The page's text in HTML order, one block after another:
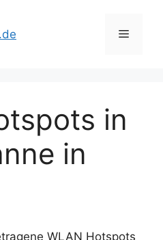
Menü
in
in
WLAN Hotspots